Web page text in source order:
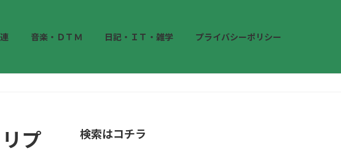
音楽・ＤＴＭ 日記・ＩＴ・雑学 プライバシーポリシー
プ
検索はコチラ